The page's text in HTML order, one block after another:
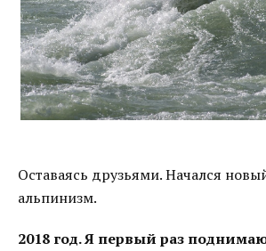
Оставаясь друзьями. Начался
альпинизм.
2018 год. Я первый раз